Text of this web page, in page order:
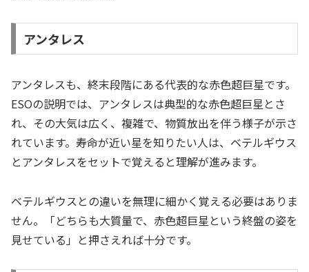
アンタレス
アンタレスも、終末段階にある代表的な赤色超巨星です。
ESOの説明では、アンタレスは典型的な赤色超巨星とさ
れ、その大気は広く、複雑で、物質放出を伴う様子が示さ
れています。寿命が近い星を知りたい人は、ベテルギウス
とアンタレスをセットで覚えると理解が進みます。
ベテルギウスとの違いを無理に細かく覚える必要はありま
せん。「どちらも大質量で、赤色超巨星という終盤の姿を
見せている」と押さえれば十分です。